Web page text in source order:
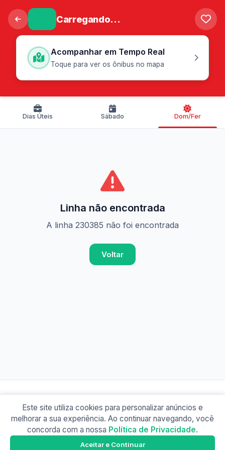
Carregando...
Acompanhar em Tempo Real
Toque para ver os ônibus no mapa
Dias Úteis Sábado Dom/Fer
Linha não encontrada
A linha 230385 não foi encontrada
Voltar
© 2026 Busão BR
Sobre Contato Política de Privacidade
Este site utiliza cookies para personalizar anúncios e
melhorar a sua experiência. Ao continuar navegando, você
concorda com a nossa Política de Privacidade.
Aceitar e Continuar